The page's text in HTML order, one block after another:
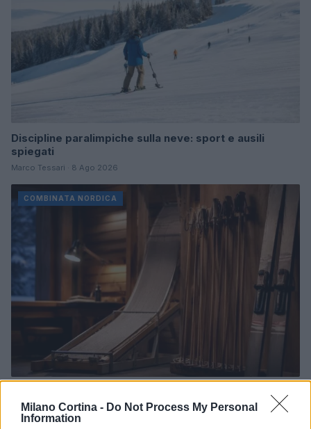
Milano Cortina - Do Not Process My Personal
Information
Discipline paralimpiche sulla neve: sport e ausili
spiegati
Marco Tessari · 8 Ago 2026
COMBINATA NORDICA
Combinata nordica: struttura di stagione tra salto e
fondo
Beatrice Beretta · 8 Ago 2026